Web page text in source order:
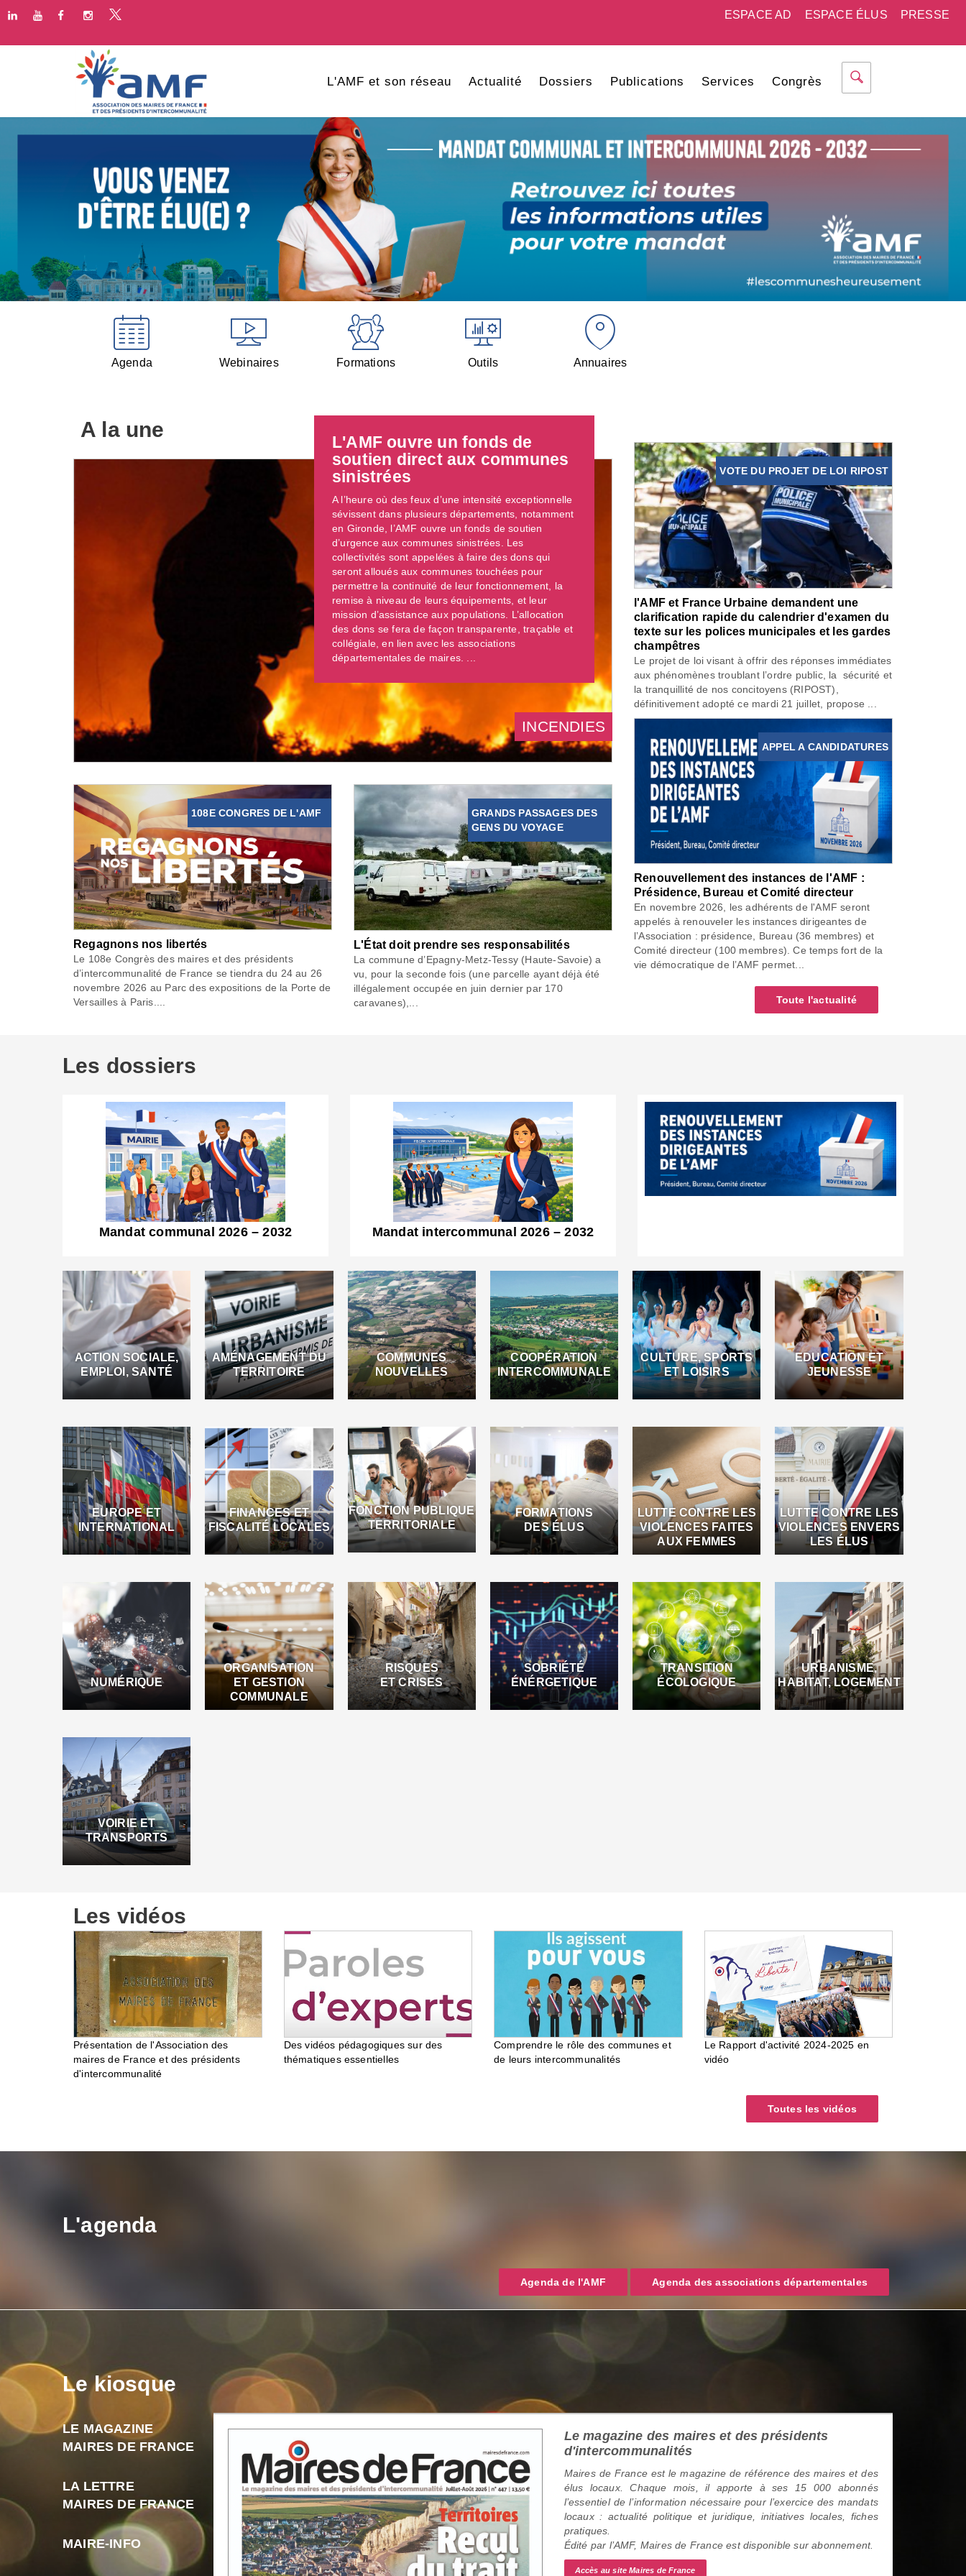
PRESSE
ESPACE ÉLUS
ESPACE AD
L'AMF et son réseau Actualité Dossiers Publications Services Congrès
Agenda Webinaires Formations Outils Annuaires
A la une
L'AMF ouvre un fonds de
soutien direct aux communes
sinistrées
A l’heure où des feux d’une intensité exceptionnelle
sévissent dans plusieurs départements, notamment
en Gironde, l’AMF ouvre un fonds de soutien
d’urgence aux communes sinistrées. Les
collectivités sont appelées à faire des dons qui
seront alloués aux communes touchées pour
permettre la continuité de leur fonctionnement, la
remise à niveau de leurs équipements, et leur
mission d’assistance aux populations. L’allocation
des dons se fera de façon transparente, traçable et
collégiale, en lien avec les associations
départementales de maires. ...
INCENDIES
108E CONGRES DE L'AMF
Regagnons nos libertés
Le 108e Congrès des maires et des présidents
d’intercommunalité de France se tiendra du 24 au 26
novembre 2026 au Parc des expositions de la Porte de
Versailles à Paris....
GRANDS PASSAGES DES
GENS DU VOYAGE
L'État doit prendre ses responsabilités
La commune d’Epagny-Metz-Tessy (Haute-Savoie) a
vu, pour la seconde fois (une parcelle ayant déjà été
illégalement occupée en juin dernier par 170
caravanes),...
VOTE DU PROJET DE LOI RIPOST
l'AMF et France Urbaine demandent une
clarification rapide du calendrier d'examen du
texte sur les polices municipales et les gardes
champêtres
Le projet de loi visant à offrir des réponses immédiates
aux phénomènes troublant l’ordre public, la sécurité et
la tranquillité de nos concitoyens (RIPOST),
définitivement adopté ce mardi 21 juillet, propose ...
APPEL A CANDIDATURES
Renouvellement des instances de l'AMF :
Présidence, Bureau et Comité directeur
En novembre 2026, les adhérents de l'AMF seront
appelés à renouveler les instances dirigeantes de
l’Association : présidence, Bureau (36 membres) et
Comité directeur (100 membres). Ce temps fort de la
vie démocratique de l’AMF permet...
Toute l'actualité
Les dossiers
Mandat communal 2026 – 2032 Mandat intercommunal 2026 – 2032
ACTION SOCIALE,
EMPLOI, SANTÉ
AMÉNAGEMENT DU
TERRITOIRE
COMMUNES
NOUVELLES
COOPÉRATION
INTERCOMMUNALE
CULTURE, SPORTS
ET LOISIRS
EDUCATION ET
JEUNESSE
EUROPE ET
INTERNATIONAL
FINANCES ET
FISCALITÉ LOCALES
FONCTION PUBLIQUE
TERRITORIALE
FORMATIONS
DES ÉLUS
LUTTE CONTRE LES
VIOLENCES FAITES
AUX FEMMES
LUTTE CONTRE LES
VIOLENCES ENVERS
LES ÉLUS
NUMÉRIQUE
ORGANISATION
ET GESTION
COMMUNALE
RISQUES
ET CRISES
SOBRIÉTÉ
ÉNÉRGETIQUE
TRANSITION
ÉCOLOGIQUE
URBANISME,
HABITAT, LOGEMENT
VOIRIE ET
TRANSPORTS
Les vidéos
Présentation de l'Association des
maires de France et des présidents
d'intercommunalité
Des vidéos pédagogiques sur des
thématiques essentielles
Comprendre le rôle des communes et
de leurs intercommunalités
Le Rapport d'activité 2024-2025 en
vidéo
Toutes les vidéos
L'agenda
Agenda de l'AMF Agenda des associations départementales
Le kiosque
LE MAGAZINE
MAIRES DE FRANCE
LA LETTRE
MAIRES DE FRANCE
MAIRE-INFO
Le magazine des maires et des présidents
d'intercommunalités
Maires de France est le magazine de référence des maires et des
élus locaux. Chaque mois, il apporte à ses 15 000 abonnés
l’essentiel de l’information nécessaire pour l’exercice des mandats
locaux : actualité politique et juridique, initiatives locales, fiches
pratiques.
Édité par l’AMF, Maires de France est disponible sur abonnement.
Accès au site Maires de France